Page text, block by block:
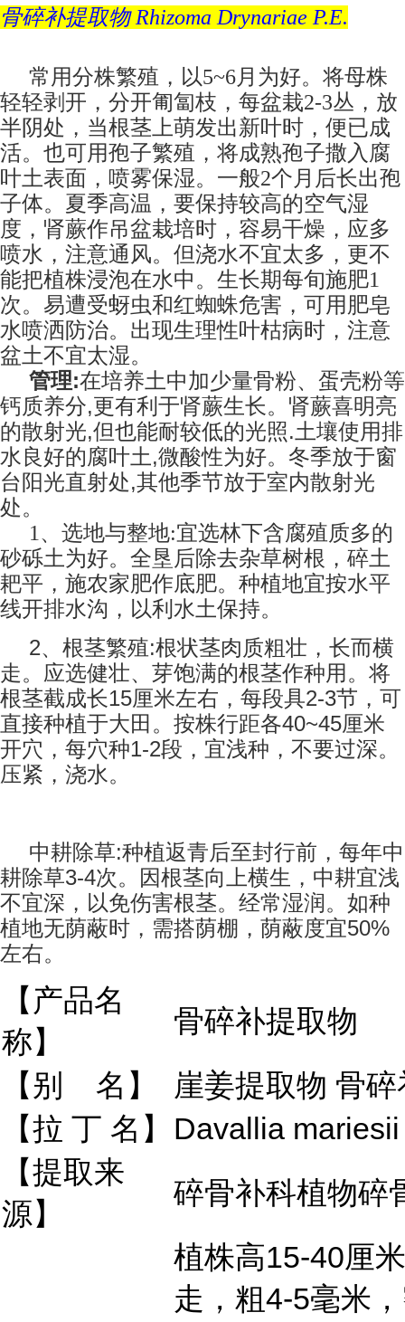
骨碎补提取物 Rhizoma Drynariae P.E.
常用分株繁殖，以5~6月为好。将母株
轻轻剥开，分开匍匐枝，每盆栽2-3丛，放
半阴处，当根茎上萌发出新叶时，便已成
活。也可用孢子繁殖，将成熟孢子撒入腐
叶土表面，喷雾保湿。一般2个月后长出孢
子体。夏季高温，要保持较高的空气湿
度，肾蕨作吊盆栽培时，容易干燥，应多
喷水，注意通风。但浇水不宜太多，更不
能把植株浸泡在水中。生长期每旬施肥1
次。易遭受蚜虫和红蜘蛛危害，可用肥皂
水喷洒防治。出现生理性叶枯病时，注意
盆土不宜太湿。
管理:在培养土中加少量骨粉、蛋壳粉等
钙质养分,更有利于肾蕨生长。肾蕨喜明亮
的散射光,但也能耐较低的光照.土壤使用排
水良好的腐叶土,微酸性为好。冬季放于窗
台阳光直射处,其他季节放于室内散射光
处。
1、选地与整地:宜选林下含腐殖质多的
砂砾土为好。全垦后除去杂草树根，碎土
耙平，施农家肥作底肥。种植地宜按水平
线开排水沟，以利水土保持。
2、根茎繁殖:根状茎肉质粗壮，长而横
走。应选健壮、芽饱满的根茎作种用。将
根茎截成长15厘米左右，每段具2-3节，可
直接种植于大田。按株行距各40~45厘米
开穴，每穴种1-2段，宜浅种，不要过深。
压紧，浇水。
中耕除草:种植返青后至封行前，每年中
耕除草3-4次。因根茎向上横生，中耕宜浅
不宜深，以免伤害根茎。经常湿润。如种
植地无荫蔽时，需搭荫棚，荫蔽度宜50%
左右。
【产品名
称】
骨碎补提取物
【别 名】
崖姜提取物 骨
【拉 丁 名】
Davallia
【提取来
源】
碎骨补科植物碎
植株高15-40厘
走，粗4-5毫米